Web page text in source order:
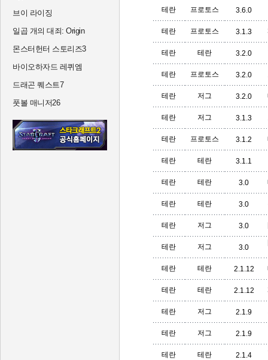
브이 라이징
일곱 개의 대죄: Origin
몬스터헌터 스토리즈3
바이오하자드 레퀴엠
드래곤 퀘스트7
풋볼 매니저26
테란 프로토스 3.6.0
테란 프로토스 3.1.3
테란 테란 3.2.0
테란 프로토스 3.2.0
테란 저그 3.2.0
테란 저그 3.1.3
테란 프로토스 3.1.2
테란 테란 3.1.1
테란 테란 3.0
테란 테란 3.0
테란 저그 3.0
테란 저그 3.0
테란 테란 2.1.12
테란 테란 2.1.12
테란 저그 2.1.9
테란 저그 2.1.9
테란 테란 2.1.4